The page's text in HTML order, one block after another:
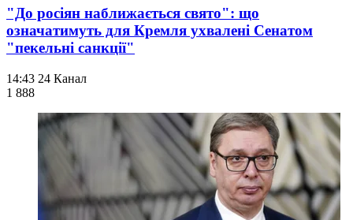
"До росіян наближається свято": що
означатимуть для Кремля ухвалені Сенатом
"пекельні санкції"
14:43 24 Канал
1 888